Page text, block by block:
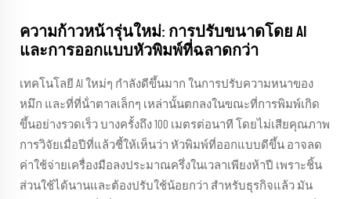
ความก้าวหน้ารุ่นใหม่: การปรับขนาดโดย AI
และการออกแบบหัวพิมพ์ที่ฉลาดกว่า
เทคโนโลยี AI ใหม่ๆ กําลังดีขึ้นมาก ในการปรับความหนาของ
หมึก และที่ที่น้ําตาลเล็กๆ เหล่านั้นตกลงในขณะที่การพิมพ์เกิด
ขึ้นอย่างรวดเร็ว บางครั้งถึง 100 เมตรต่อนาที โดยไม่เสียคุณภาพ
การวิจัยเมื่อปีที่แล้วชี้ให้เห็นว่า หัวพิมพ์ที่ออกแบบดีขึ้น อาจลด
ค่าใช้จ่ายเครื่องมือลงประมาณครึ่งในเวลาเพียงห้าปี เพราะชิ้น
ส่วนใช้ได้นานและต้องปรับใช้น้อยกว่า สําหรับธุรกิจแล้ว มัน